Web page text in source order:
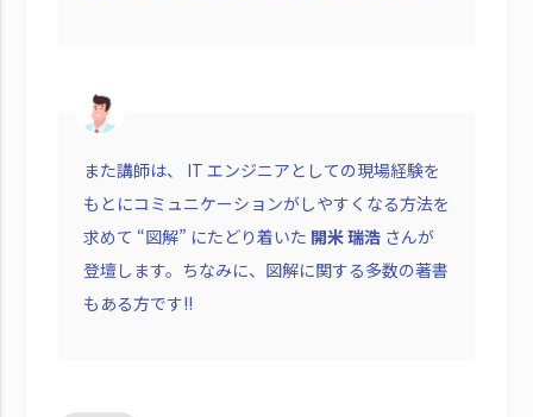
また講師は、 IT エンジニアとしての現場経験を
もとにコミュニケーションがしやすくなる方法を
求めて “図解” にたどり着いた 開米 瑞浩さんが
登壇します。ちなみに、図解に関する多数の著書
もある方です!!